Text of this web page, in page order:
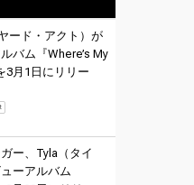
ード・アクト）が
バム『Where’s My
3月1日にリリー
ー、Tyla（タイ
ーアルバム